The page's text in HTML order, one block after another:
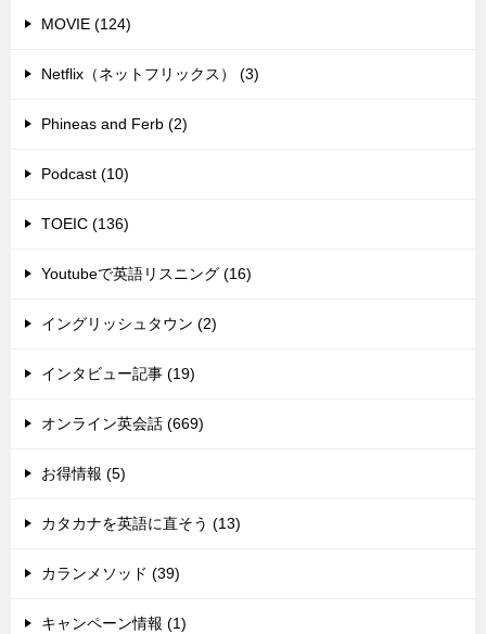
MOVIE (124)
Netflix（ネットフリックス） (3)
Phineas and Ferb (2)
Podcast (10)
TOEIC (136)
Youtubeで英語リスニング (16)
イングリッシュタウン (2)
インタビュー記事 (19)
オンライン英会話 (669)
お得情報 (5)
カタカナを英語に直そう (13)
カランメソッド (39)
キャンペーン情報 (1)